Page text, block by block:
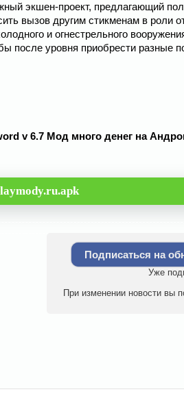
экшен-проект, предлагающий
вызов другим стикменам в роли
и огнестрельного
после уровня приобрести разные
v 6.7 Мод много денег на
Подписаться на
Уже
При изменении новости вы